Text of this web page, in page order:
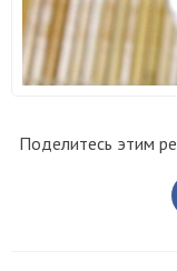
Поделитесь этим